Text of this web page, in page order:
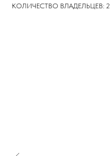
КОЛИЧЕСТВО ВЛАДЕЛЬЦЕВ: 2